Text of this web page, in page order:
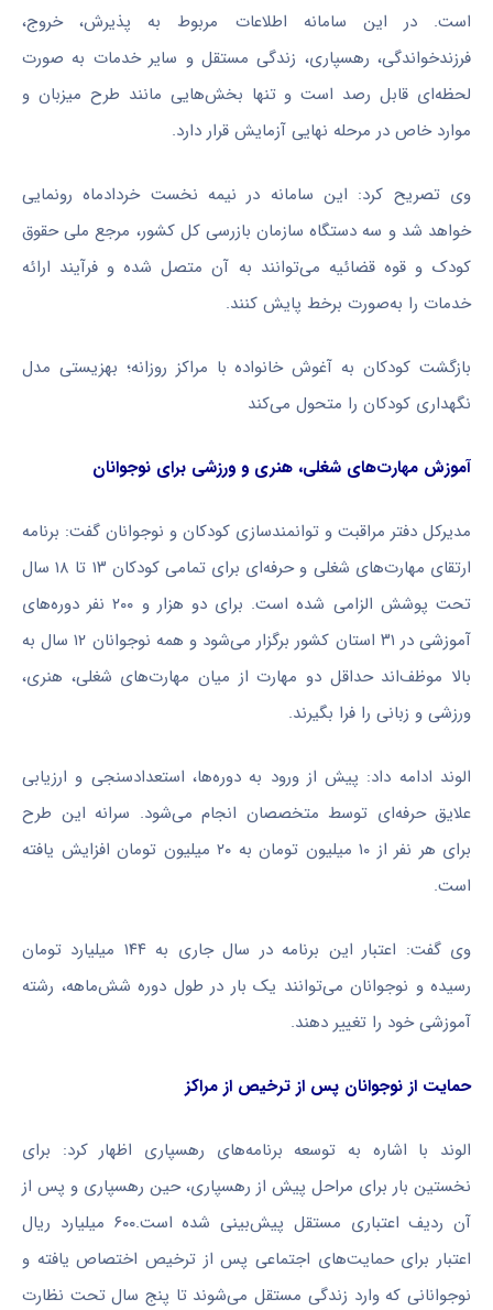
است. در این سامانه اطلاعات مربوط به پذیرش، خروج،
فرزندخواندگی، رهسپاری، زندگی مستقل و سایر خدمات به صورت
لحظه‌ای قابل رصد است و تنها بخش‌هایی مانند طرح میزبان و
موارد خاص در مرحله نهایی آزمایش قرار دارد.
وی تصریح کرد: این سامانه در نیمه نخست خردادماه رونمایی
خواهد شد و سه دستگاه سازمان بازرسی کل کشور، مرجع ملی حقوق
کودک و قوه قضائیه می‌توانند به آن متصل شده و فرآیند ارائه
خدمات را به‌صورت برخط پایش کنند.
بازگشت کودکان به آغوش خانواده با مراکز روزانه؛ بهزیستی مدل
نگهداری کودکان را متحول می‌کند
آموزش مهارت‌های شغلی، هنری و ورزشی برای نوجوانان
مدیرکل دفتر مراقبت و توانمندسازی کودکان و نوجوانان گفت: برنامه
ارتقای مهارت‌های شغلی و حرفه‌ای برای تمامی کودکان ۱۳ تا ۱۸ سال
تحت پوشش الزامی شده است. برای دو هزار و ۲۰۰ نفر دوره‌های
آموزشی در ۳۱ استان کشور برگزار می‌شود و همه نوجوانان ۱۲ سال به
بالا موظف‌اند حداقل دو مهارت از میان مهارت‌های شغلی، هنری،
ورزشی و زبانی را فرا بگیرند.
الوند ادامه داد: پیش از ورود به دوره‌ها، استعدادسنجی و ارزیابی
علایق حرفه‌ای توسط متخصصان انجام می‌شود. سرانه این طرح
برای هر نفر از ۱۰ میلیون تومان به ۲۰ میلیون تومان افزایش یافته
است.
وی گفت: اعتبار این برنامه در سال جاری به ۱۴۴ میلیارد تومان
رسیده و نوجوانان می‌توانند یک بار در طول دوره شش‌ماهه، رشته
آموزشی خود را تغییر دهند.
حمایت از نوجوانان پس از ترخیص از مراکز
الوند با اشاره به توسعه برنامه‌های رهسپاری اظهار کرد: برای
نخستین بار برای مراحل پیش از رهسپاری، حین رهسپاری و پس از
آن ردیف اعتباری مستقل پیش‌بینی شده است.۶۰۰ میلیارد ریال
اعتبار برای حمایت‌های اجتماعی پس از ترخیص اختصاص یافته و
نوجوانانی که وارد زندگی مستقل می‌شوند تا پنج سال تحت نظارت